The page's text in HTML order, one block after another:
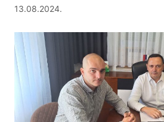
13.08.2024.